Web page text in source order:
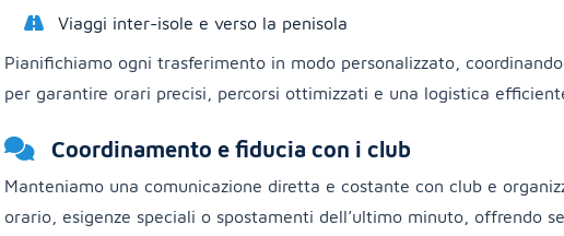
Viaggi inter-isole e verso la penisola
Pianifichiamo ogni trasferimento in modo personalizzato,
per garantire orari precisi, percorsi ottimizzati e una logistica
Coordinamento e fiducia con i club
Manteniamo una comunicazione diretta e costante con club e
orario, esigenze speciali o spostamenti dell’ultimo minuto, offrendo